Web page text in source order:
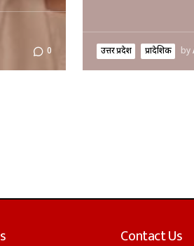
0 उत्तर प्रदेश प्रादेशिक by
Contact Us